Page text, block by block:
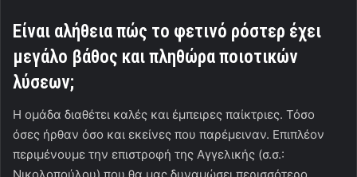
Είναι αλήθεια πώς το φετινό ρόστερ έχει
μεγάλο βάθος και πληθώρα ποιοτικών
λύσεων;
Η ομάδα διαθέτει καλές και έμπειρες παίκτριες. Τόσο
όσες ήρθαν όσο και εκείνες που παρέμειναν. Επιπλέον
περιμένουμε την επιστροφή της Αγγελικής (σ.σ.: